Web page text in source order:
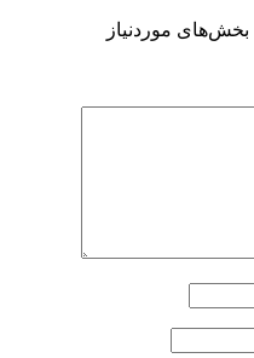
بخش‌های موردنیاز